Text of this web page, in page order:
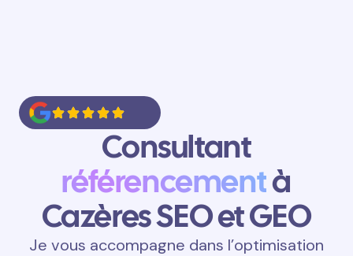
Consultant
référencementà
Cazères SEO et GEO
Je vous accompagne dans l’optimisation